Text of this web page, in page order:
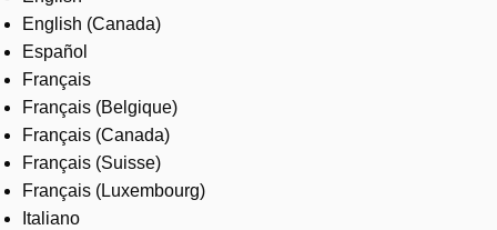
English (Canada)
Español
Français
Français (Belgique)
Français (Canada)
Français (Suisse)
Français (Luxembourg)
Italiano